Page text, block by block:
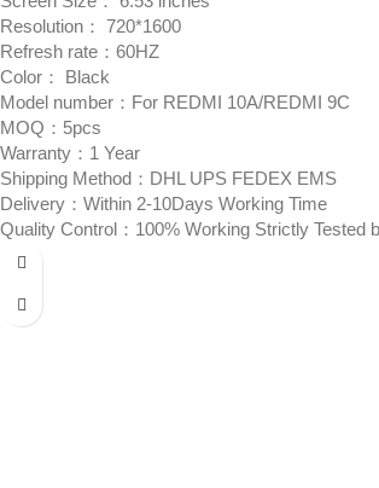
Resolution： 720*1600
Refresh rate：60HZ
Color： Black
Model number：For REDMI 10A/REDMI 9C
MOQ：5pcs
Warranty：1 Year
Shipping Method：DHL UPS FEDEX EMS
Delivery：Within 2-10Days Working Time
Quality Control：100% Working Strictly Tested